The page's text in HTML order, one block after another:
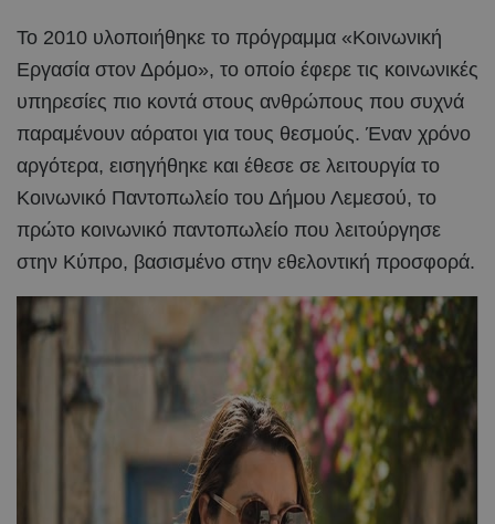
Το 2010 υλοποιήθηκε το πρόγραμμα «Κοινωνική
Εργασία στον Δρόμο», το οποίο έφερε τις κοινωνικές
υπηρεσίες πιο κοντά στους ανθρώπους που συχνά
παραμένουν αόρατοι για τους θεσμούς. Έναν χρόνο
αργότερα, εισηγήθηκε και έθεσε σε λειτουργία το
Κοινωνικό Παντοπωλείο του Δήμου Λεμεσού, το
πρώτο κοινωνικό παντοπωλείο που λειτούργησε
στην Κύπρο, βασισμένο στην εθελοντική προσφορά.